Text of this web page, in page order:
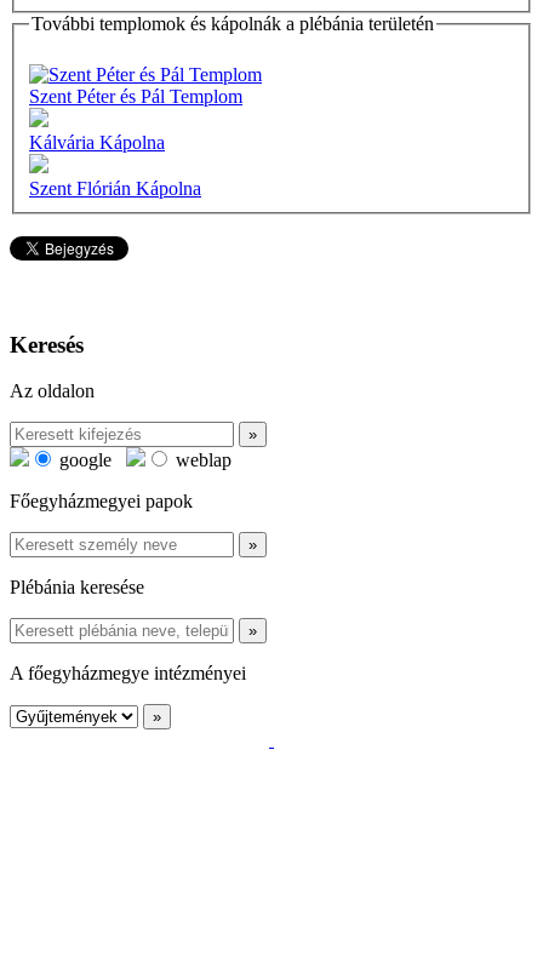
További templomok és kápolnák a plébánia területén
Szent Péter és Pál Templom
Kálvária Kápolna
Szent Flórián Kápolna
Keresés
Az oldalon
google
weblap
Főegyházmegyei papok
Plébánia keresése
A főegyházmegye intézményei